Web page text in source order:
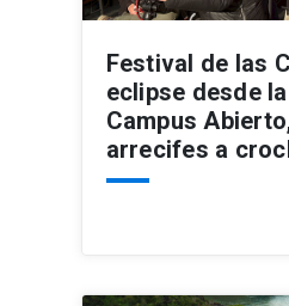
Festival de las
eclipse desde
Campus
arrecifes a